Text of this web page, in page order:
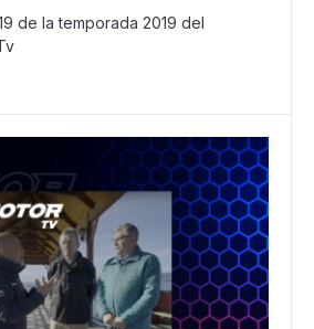
de la temporada 2019 del